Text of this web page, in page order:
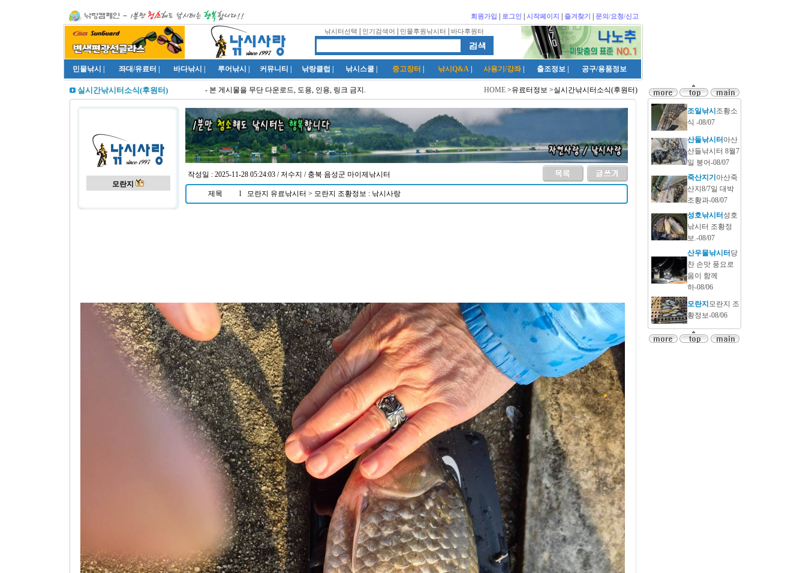
회원가입 로그인 시작페이지 즐겨찾기 문의/요청/신고
낚시터선택 인기검색어 민물후원낚시터 바다후원터
민물낚시 좌대/유료터 바다낚시 루어낚시 커뮤니티 낚랑클럽 낚시스쿨 중고장터 낚시Q&A 사용기/강좌 출조정보 공구/용품정보
실시간낚시터소식(후원터) - 본 게시물을 무단 다운로드, 도용, 인용, 링크 금지. HOME>유료터정보 >실시간낚시터소식(후원터)
모란지
작성일 : 2025-11-28 05:24:03 / 저수지 / 충북 음성군 마이제낚시터
제목 l 모란지 유료낚시터 > 모란지 조황정보 : 낚시사랑
조일낚시 조황소
식 -08/07
산들낚시터 아산
산들낚시터 8월7
일 붕어-08/07
죽산지기 아산죽
산지8/7일 대박
조황과-08/07
성호낚시터 성호
낚시터 조황정
보.-08/07
산우물낚시터 당
찬 손맛 풍요로
움이 함께
하-08/06
모란지 모란지 조
황정보-08/06